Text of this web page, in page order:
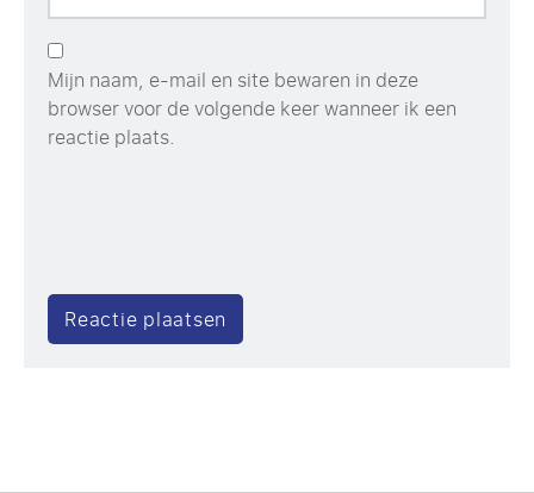
Mijn naam, e-mail en site bewaren in deze
browser voor de volgende keer wanneer ik een
reactie plaats.